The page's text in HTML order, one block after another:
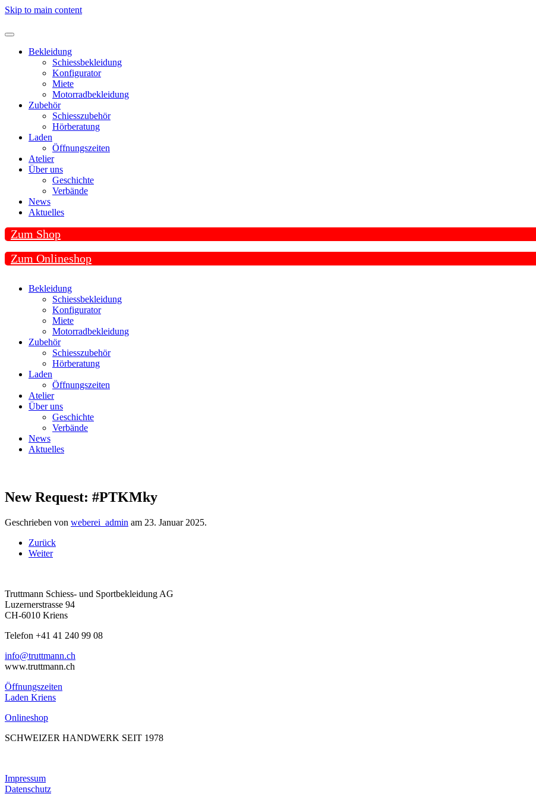
Skip to main content
Bekleidung
Schiessbekleidung
Konfigurator
Miete
Motorradbekleidung
Zubehör
Schiesszubehör
Hörberatung
Laden
Öffnungszeiten
Atelier
Über uns
Geschichte
Verbände
News
Aktuelles
Zum Shop
Zum Onlineshop
Bekleidung
Schiessbekleidung
Konfigurator
Miete
Motorradbekleidung
Zubehör
Schiesszubehör
Hörberatung
Laden
Öffnungszeiten
Atelier
Über uns
Geschichte
Verbände
News
Aktuelles
New Request: #PTKMky
Geschrieben von weberei_admin am 23. Januar 2025.
Zurück
Weiter
Truttmann Schiess- und Sportbekleidung AG
Luzernerstrasse 94
CH-6010 Kriens
Telefon +41 41 240 99 08
hc.nnamtturt@ofni
www.truttmann.ch
Öffnungszeiten
Laden Kriens
Onlineshop
SCHWEIZER HANDWERK SEIT 1978
Impressum
Datenschutz